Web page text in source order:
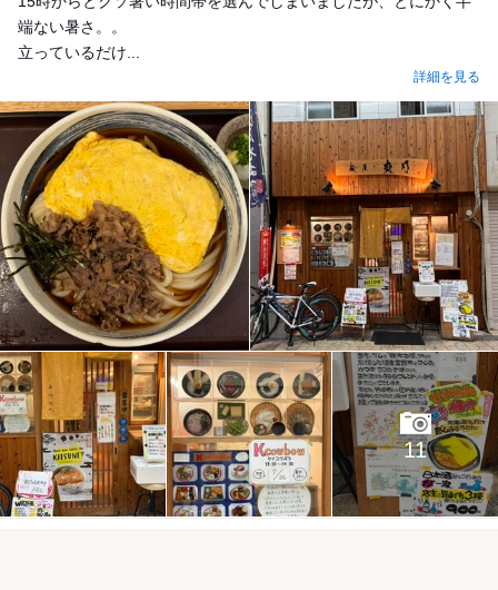
端ない暑さ。。
立っているだけ...
詳細を見る
11